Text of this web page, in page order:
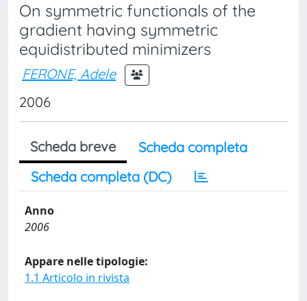
On symmetric functionals of the
gradient having symmetric
equidistributed minimizers
FERONE, Adele
2006
Scheda breve
Scheda completa
Scheda completa (DC)
Anno
2006
Appare nelle tipologie:
1.1 Articolo in rivista